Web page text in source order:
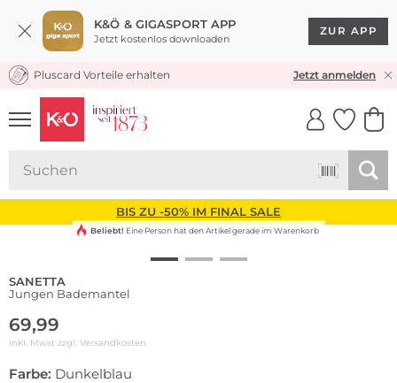
K&Ö & GIGASPORT APP
Jetzt kostenlos downloaden
ZUR APP
KOSTENLOSER VERSAND* & RÜCKVERSAND
Pluscard Vorteile erhalten Jetzt anmelden
UNSERE APP
CLICK &
BIS ZU -50% IM FINAL SALE
Beliebt! Eine Person hat den Artikel gerade im Warenkorb
SANETTA
Jungen Bademantel
69,99
inkl. Mwst zzgl. Versandkosten
Farbe: Dunkelblau